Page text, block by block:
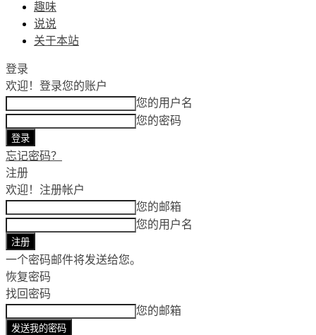
趣味
说说
关于本站
登录
欢迎！ 登录您的账户
您的用户名
您的密码
忘记密码？
注册
欢迎！ 注册帐户
您的邮箱
您的用户名
一个密码邮件将发送给您。
恢复密码
找回密码
您的邮箱